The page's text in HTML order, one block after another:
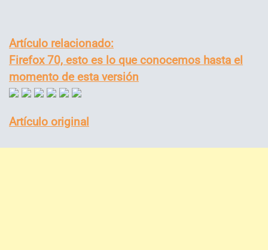
Artículo relacionado:
Firefox 70, esto es lo que conocemos hasta el
momento de esta versión
Artículo original